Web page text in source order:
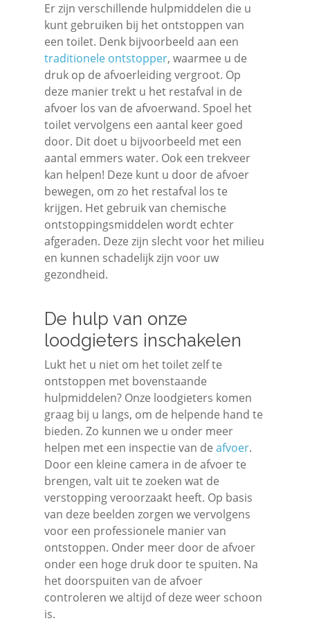
Er zijn verschillende hulpmiddelen die u
kunt gebruiken bij het ontstoppen van
een toilet. Denk bijvoorbeeld aan een
traditionele ontstopper, waarmee u de
druk op de afvoerleiding vergroot. Op
deze manier trekt u het restafval in de
afvoer los van de afvoerwand. Spoel het
toilet vervolgens een aantal keer goed
door. Dit doet u bijvoorbeeld met een
aantal emmers water. Ook een trekveer
kan helpen! Deze kunt u door de afvoer
bewegen, om zo het restafval los te
krijgen. Het gebruik van chemische
ontstoppingsmiddelen wordt echter
afgeraden. Deze zijn slecht voor het milieu
en kunnen schadelijk zijn voor uw
gezondheid.
De hulp van onze
loodgieters inschakelen
Lukt het u niet om het toilet zelf te
ontstoppen met bovenstaande
hulpmiddelen? Onze loodgieters komen
graag bij u langs, om de helpende hand te
bieden. Zo kunnen we u onder meer
helpen met een inspectie van de afvoer.
Door een kleine camera in de afvoer te
brengen, valt uit te zoeken wat de
verstopping veroorzaakt heeft. Op basis
van deze beelden zorgen we vervolgens
voor een professionele manier van
ontstoppen. Onder meer door de afvoer
onder een hoge druk door te spuiten. Na
het doorspuiten van de afvoer
controleren we altijd of deze weer schoon
is.